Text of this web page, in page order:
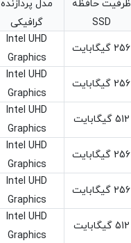
ظرفیت حافظه
SSD
مدل پردازنده
گرافیکی
256 گیگابایت
Intel UHD
Graphics
256 گیگابایت
Intel UHD
Graphics
512 گیگابایت
Intel UHD
Graphics
256 گیگابایت
Intel UHD
Graphics
256 گیگابایت
Intel UHD
Graphics
512 گیگابایت
Intel UHD
Graphics